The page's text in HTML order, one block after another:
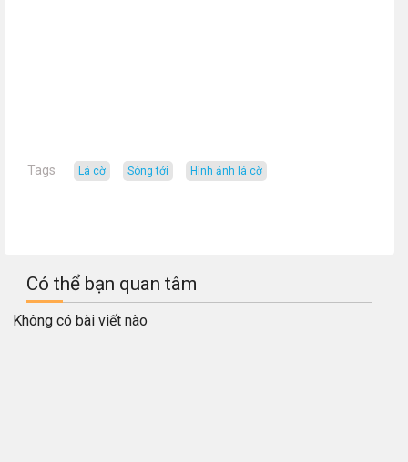
Tags Lá cờ sóng tới hình ảnh lá cờ
Có thể bạn quan tâm
Không có bài viết nào